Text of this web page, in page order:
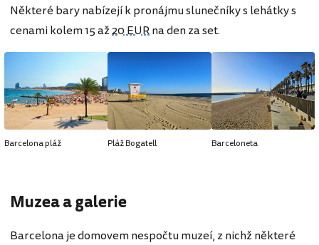
Některé bary nabízejí k pronájmu slunečníky s lehátky s
cenami kolem 15 až20 EURna den za set.
Barcelona pláž Pláž Bogatell Barceloneta
Muzea a galerie
Barcelona je domovem nespočtu muzeí, z nichž některé